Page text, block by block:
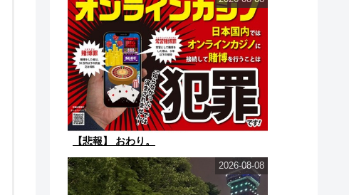
【悲報】 おわり。
2026-08-08